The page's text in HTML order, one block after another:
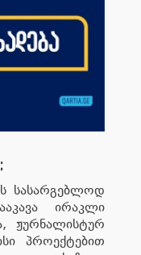
;
სასარგებლოდ
ირაკლი
ჟურნალისტურ
პროექტებით